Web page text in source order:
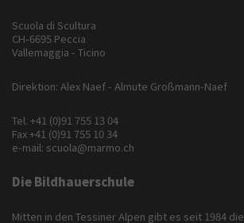
Scuola di Scultura
CH-6695 Peccia
Vallemaggia - Ticino
Direktion: Alex Naef - Almute Großmann-Naef
Tel. +41 (0)91 755 13 04
Fax +41 (0)91 755 10 34
e-mail: scuola@marmo.ch
Die Bildhauerschule
Mitten in den Tessiner Alpen gibt es seit 1984